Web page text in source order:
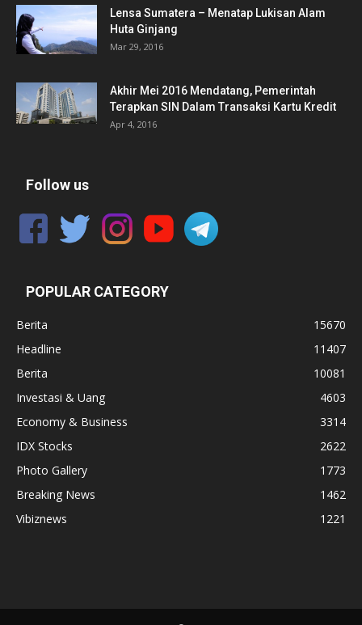
Lensa Sumatera – Menatap Lukisan Alam
Huta Ginjang
Mar 29, 2016
Akhir Mei 2016 Mendatang, Pemerintah
Terapkan SIN Dalam Transaksi Kartu Kredit
Apr 4, 2016
Follow us
POPULAR CATEGORY
Berita
15670
Headline
11407
Berita
10081
Investasi & Uang
4603
Economy & Business
3314
IDX Stocks
2622
Photo Gallery
1773
Breaking News
1462
Vibiznews
1221